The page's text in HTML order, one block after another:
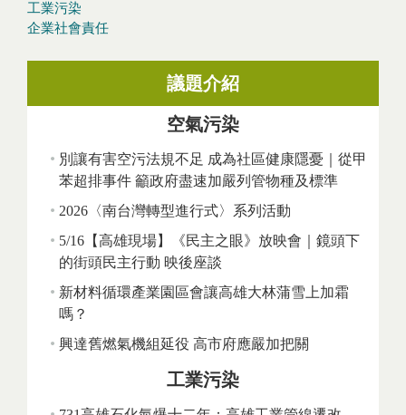
工業污染
企業社會責任
議題介紹
空氣污染
別讓有害空污法規不足 成為社區健康隱憂｜從甲
苯超排事件 籲政府盡速加嚴列管物種及標準
2026〈南台灣轉型進行式〉系列活動
5/16【高雄現場】《民主之眼》放映會｜鏡頭下
的街頭民主行動 映後座談
新材料循環產業園區會讓高雄大林蒲雪上加霜
嗎？
興達舊燃氣機組延役 高市府應嚴加把關
工業污染